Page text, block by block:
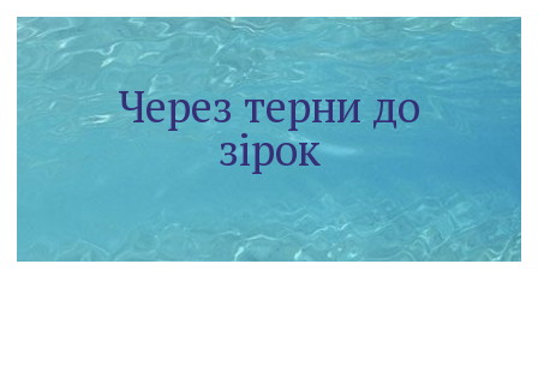
Через терни до
зірок